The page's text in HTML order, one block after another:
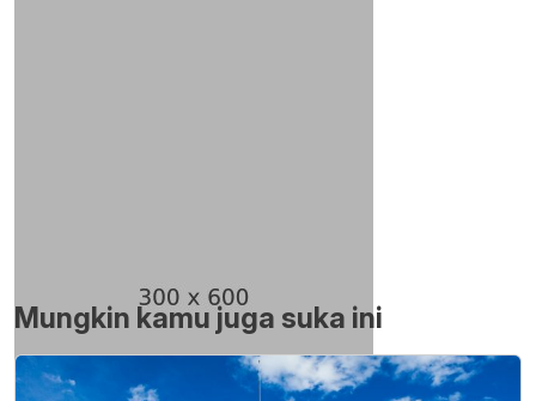
Mungkin kamu juga suka ini